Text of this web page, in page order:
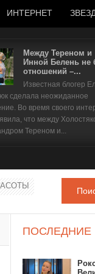
ИНТЕРНЕТ
Между Тереном и
Инной Белень не
отношений –...
Известная блогер
сделала неожиданное
Во время своего
что между
Тереном и...
ПОСЛЕДНИЕ
пользователя?